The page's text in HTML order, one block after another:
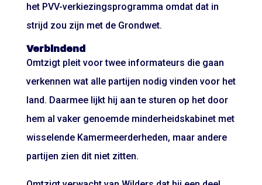
het PVV-verkiezingsprogramma omdat dat in
strijd zou zijn met de Grondwet.
Verbindend
Omtzigt pleit voor twee informateurs die gaan
verkennen wat alle partijen nodig vinden voor het
land. Daarmee lijkt hij aan te sturen op het door
hem al vaker genoemde minderheidskabinet met
wisselende Kamermeerderheden, maar andere
partijen zien dit niet zitten.